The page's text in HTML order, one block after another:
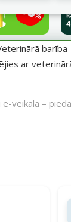
barība
ar
veikalā –